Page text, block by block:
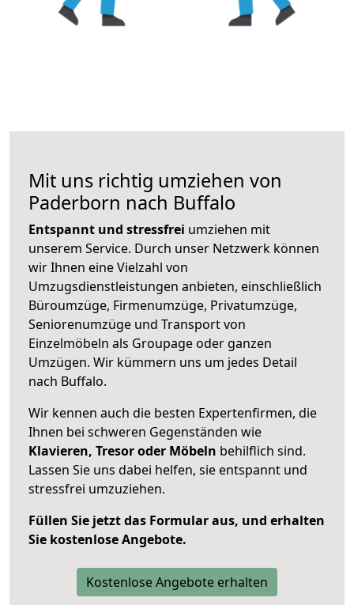
Mit uns richtig umziehen von
Paderborn nach Buffalo
Entspannt und stressfrei umziehen mit
unserem Service. Durch unser Netzwerk können
wir Ihnen eine Vielzahl von
Umzugsdienstleistungen anbieten, einschließlich
Büroumzüge, Firmenumzüge, Privatumzüge,
Seniorenumzüge und Transport von
Einzelmöbeln als Groupage oder ganzen
Umzügen. Wir kümmern uns um jedes Detail
nach Buffalo.
Wir kennen auch die besten Expertenfirmen, die
Ihnen bei schweren Gegenständen wie
Klavieren, Tresor oder Möbeln behilflich sind.
Lassen Sie uns dabei helfen, sie entspannt und
stressfrei umzuziehen.
Füllen Sie jetzt das Formular aus, und erhalten
Sie kostenlose Angebote.
Kostenlose Angebote erhalten